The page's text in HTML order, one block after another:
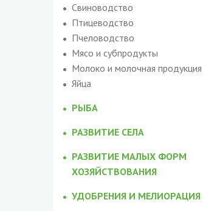
Свиноводство
Птицеводство
Пчеловодство
Мясо и субпродукты
Молоко и молочная продукция
Яйца
РЫБА
РАЗВИТИЕ СЕЛА
РАЗВИТИЕ МАЛЫХ ФОРМ
ХОЗЯЙСТВОВАНИЯ
УДОБРЕНИЯ И МЕЛИОРАЦИЯ